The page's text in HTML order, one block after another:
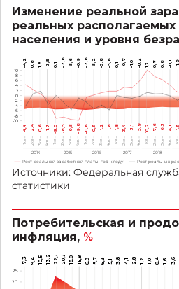
Изменение реальной
реальных
населения и уровня
Рост реальной заработной платы, год к году Рост реальных
4,4 2,4 0,6 -1,7 -9,0 -8,5 -9,5 –9,8 –0,6 0,3 1,2 1,8 1,8 3,4 3,1 5,9 10,2 7,6 6,3 4,1 1,3
–4,2 0,8 1,8 –3,5 0,1 –2,6 –5,6 –0,9 –2,6 –5,2 –3,8 –5,6 0,1 –0,7 –1,0 –0,2 1,3 0,7 0,8 –0,1 –1,9
-10
-8
-6
-4
-2
0
2
4
6
8
10
1кв. 2кв. 3кв. 2кв. 3кв. 2кв. 3кв. 2кв. 3кв. 2кв. 3кв.
4кв. 1кв. 4кв. 1кв. 4кв. 1кв. 4кв. 1кв. 4кв. 1кв.
2014 2015 2016 2017 2018
Источники: Федеральная
статистики
Потребительская и
инфляция, %
20
25
7,3 9,4 10,5 13,2 22,4 20,3 18,0 15,8 6,9 5,7 6,3 5,1 3,8 4,1 2,8 1,2 1,0 0,4 1,6 3,6